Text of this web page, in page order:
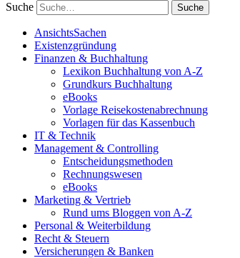
Suche
AnsichtsSachen
Existenzgründung
Finanzen & Buchhaltung
Lexikon Buchhaltung von A-Z
Grundkurs Buchhaltung
eBooks
Vorlage Reisekostenabrechnung
Vorlagen für das Kassenbuch
IT & Technik
Management & Controlling
Entscheidungsmethoden
Rechnungswesen
eBooks
Marketing & Vertrieb
Rund ums Bloggen von A-Z
Personal & Weiterbildung
Recht & Steuern
Versicherungen & Banken